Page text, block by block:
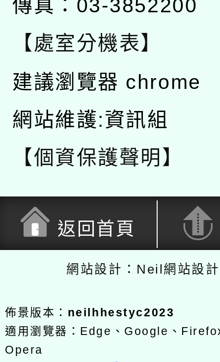
傳真：03-3852200
【處室分機表】
建議瀏覽器 chrome
網站維護:資訊組
【個資保護聲明】
返回首頁
網站設計：Neil網站設
佈景版本： neilhhestyc2023
適用瀏覽器：Edge、Google、
Opera